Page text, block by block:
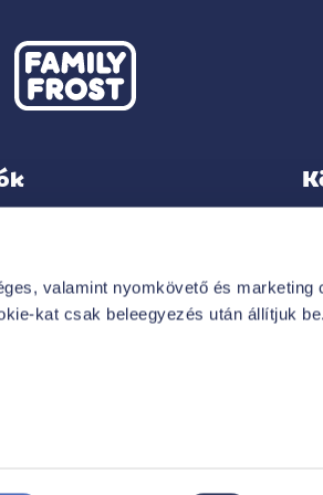
valamint nyomkövető és marketing
kat csak beleegyezés után állítjuk